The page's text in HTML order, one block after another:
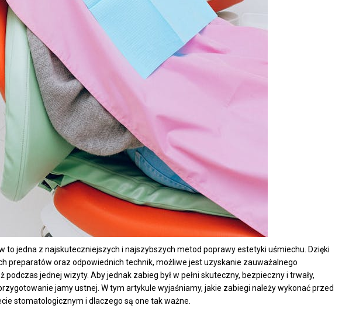
to jedna z najskuteczniejszych i najszybszych metod poprawy estetyki uśmiechu. Dzięki
preparatów oraz odpowiednich technik, możliwe jest uzyskanie zauważalnego
podczas jednej wizyty. Aby jednak zabieg był w pełni skuteczny, bezpieczny i trwały,
jamy ustnej. W tym artykule wyjaśniamy, jakie zabiegi należy wykonać przed
stomatologicznym i dlaczego są one tak ważne.